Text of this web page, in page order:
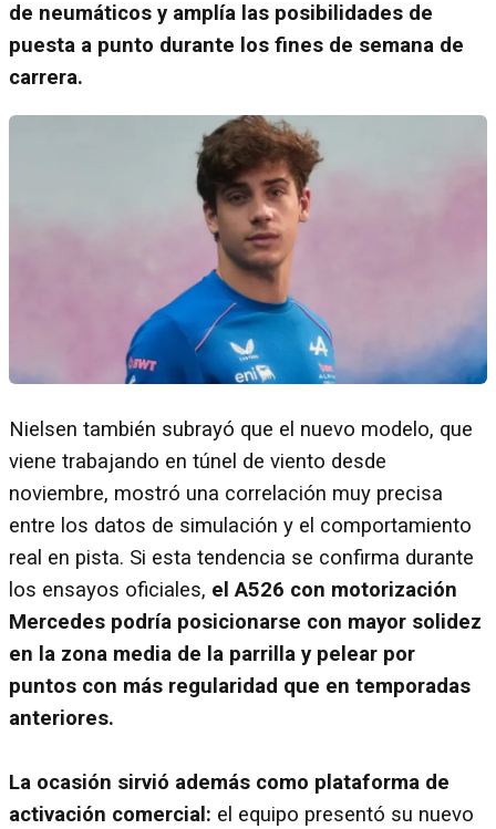
de neumáticos y amplía las posibilidades de
puesta a punto durante los fines de semana de
carrera.
Nielsen también subrayó que el nuevo modelo, que
viene trabajando en túnel de viento desde
noviembre, mostró una correlación muy precisa
entre los datos de simulación y el comportamiento
real en pista. Si esta tendencia se confirma durante
los ensayos oficiales, el A526 con motorización
Mercedes podría posicionarse con mayor solidez
en la zona media de la parrilla y pelear por
puntos con más regularidad que en temporadas
anteriores.
La ocasión sirvió además como plataforma de
activación comercial: el equipo presentó su nuevo